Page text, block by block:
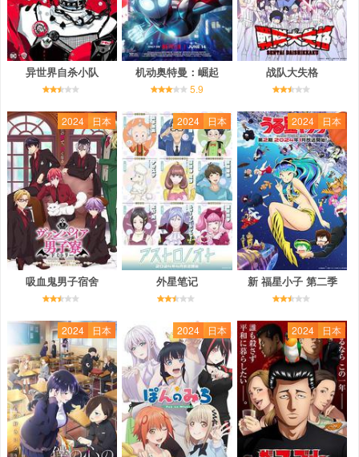
异世界自杀小队 机动奥特曼：崛起
5.9
战队大失格
2024 日本
吸血鬼男子宿舍
2024 日本
外星笔记
2024 日本
新 福星小子 第二季
2024 日本 2024 日本 2024 日本